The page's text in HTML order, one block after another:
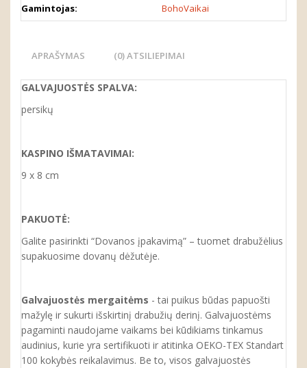
Gamintojas: BohoVaikai
APRAŠYMAS (0) ATSILIEPIMAI
GALVAJUOSTĖS SPALVA:
persikų
KASPINO IŠMATAVIMAI:
9 x 8 cm
PAKUOTĖ:
Galite pasirinkti “Dovanos įpakavimą” – tuomet drabužėlius
supakuosime dovanų dėžutėje.
Galvajuostės mergaitėms - tai puikus būdas papuošti
mažylę ir sukurti išskirtinį drabužių derinį. Galvajuostėms
pagaminti naudojame vaikams bei kūdikiams tinkamus
audinius, kurie yra sertifikuoti ir atitinka OEKO-TEX Standart
100 kokybės reikalavimus. Be to, visos galvajuostės